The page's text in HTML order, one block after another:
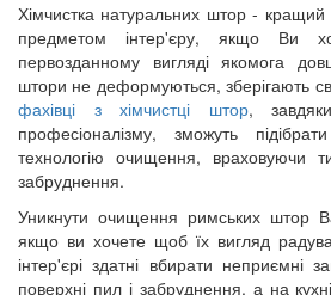
Хімчистка натуральних штор - кращий
предметом інтер'єру, якщо Ви
первозданному вигляді якомога
штори не деформуються, зберігають
фахівці з хімчистці штор,
професіоналізму, зможуть
технологію очищення, враховуючи
забруднення.
Уникнути очищення римських штор
якщо ви хочете щоб їх вигляд
інтер'єрі здатні вбирати неприємні
поверхні пил і забруднення, а на